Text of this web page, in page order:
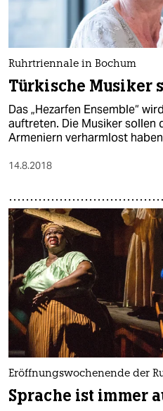
Ruhrtriennale in Bochum
Türkische Musiker
Das „Hezarfen Ensemble“
auftreten. Die Musiker sollen
Armeniern verharmlost
14.8.2018
Eröffnungswochenende der
Sprache ist immer